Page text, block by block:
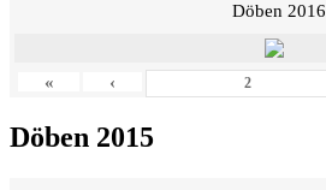
Döben 2016
« ‹
Döben 2015